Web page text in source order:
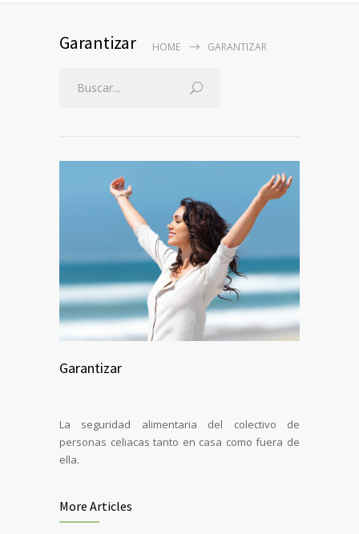
Garantizar HOME GARANTIZAR
Garantizar
La seguridad alimentaria del colectivo de
personas celiacas tanto en casa como fuera de
ella.
More Articles